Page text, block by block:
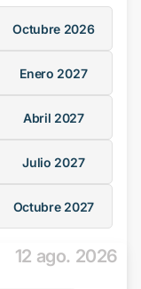
Octubre 2026
Enero 2027
Abril 2027
Julio 2027
Octubre 2027
12 ago. 2026